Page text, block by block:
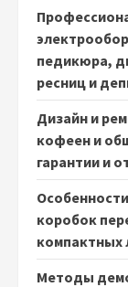
педикюра,
ресниц и
Дизайн и
кофеен и
гарантии и
коробок
компактных
Методы